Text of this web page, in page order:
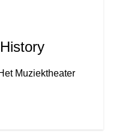
Muziektheater